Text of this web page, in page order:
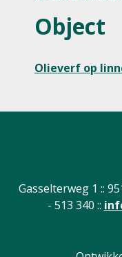
Object
Olieverf op
Gasselterweg 1 ::
- 513 340 ::